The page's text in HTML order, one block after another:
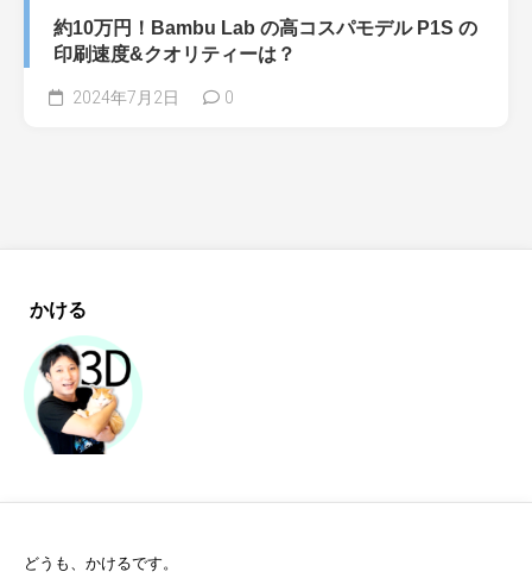
約10万円！Bambu Lab の高コスパモデル P1S の
印刷速度&クオリティーは？
2024年7月2日 0
かける
どうも、かけるです。